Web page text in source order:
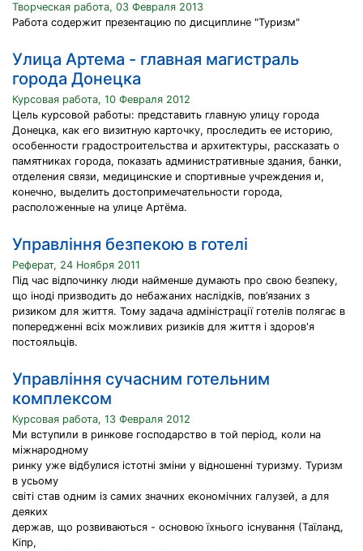
Творческая работа, 03 Февраля 2013
Работа содержит презентацию по дисциплине "Туризм"
Улица Артема - главная магистраль
города Донецка
Курсовая работа, 10 Февраля 2012
Цель курсовой работы: представить главную улицу города
Донецка, как его визитную карточку, проследить ее историю,
особенности градостроительства и архитектуры, рассказать о
памятниках города, показать административные здания, банки,
отделения связи, медицинские и спортивные учреждения и,
конечно, выделить достопримечательности города,
расположенные на улице Артёма.
Управління безпекою в готелі
Реферат, 24 Ноября 2011
Під час відпочинку люди найменше думають про свою безпеку,
що іноді призводить до небажаних наслідків, пов’язаних з
ризиком для життя. Тому задача адміністрації готелів полягає в
попередженні всіх можливих ризиків для життя і здоров'я
постояльців.
Управління сучасним готельним
комплексом
Курсовая работа, 13 Февраля 2012
Ми вступили в ринкове господарство в той період, коли на
міжнародному
ринку уже відбулися істотні зміни у відношенні туризму. Туризм
в усьому
світі став одним із самих значних економічних галузей, а для
деяких
держав, що розвиваються - основою їхнього існування (Таїланд,
Кіпр,